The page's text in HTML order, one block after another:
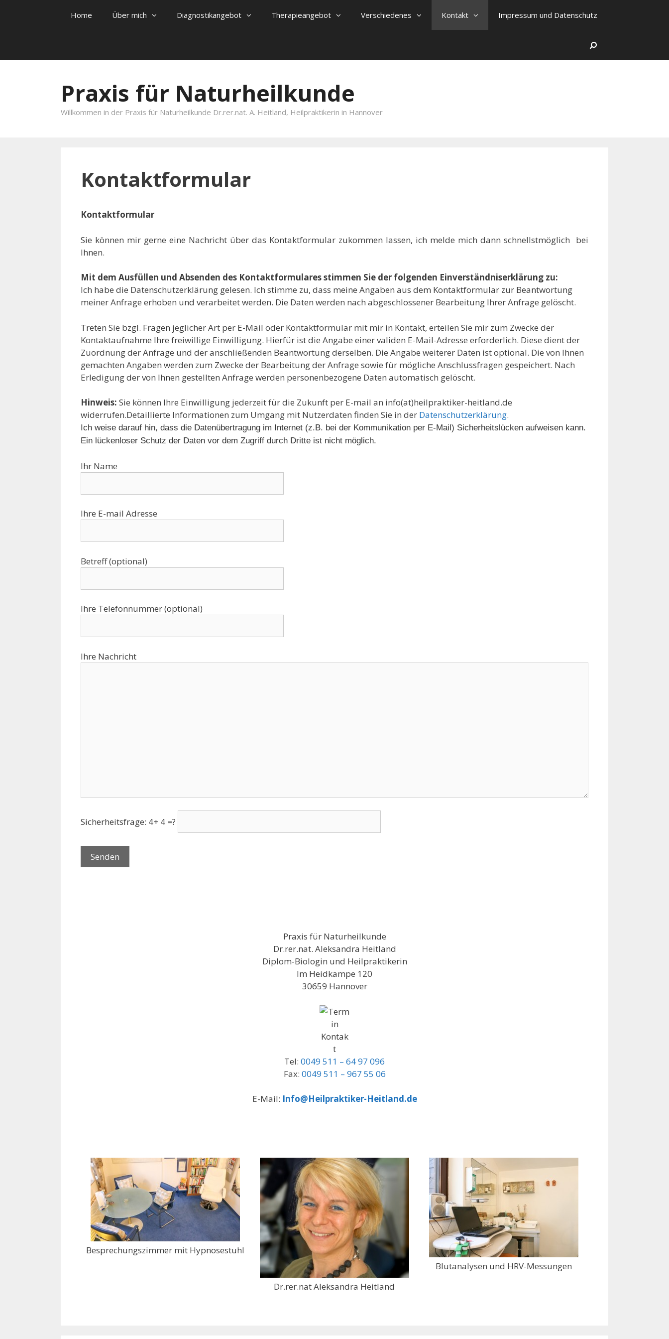
Home Über mich Diagnostikangebot Therapieangebot Verschiedenes Kontakt Impressum und Datenschutz
Search
Praxis für Naturheilkunde
Willkommen in der Praxis für Naturheilkunde Dr.rer.nat. A. Heitland, Heilpraktikerin in Hannover
Kontaktformular
Kontaktformular
Sie können mir gerne eine Nachricht über das Kontaktformular zukommen lassen, ich melde mich dann schnellstmöglich bei
Ihnen.
Mit dem Ausfüllen und Absenden des Kontaktformulares stimmen Sie der folgenden Einverständniserklärung zu:
Ich habe die Datenschutzerklärung gelesen. Ich stimme zu, dass meine Angaben aus dem Kontaktformular zur Beantwortung
meiner Anfrage erhoben und verarbeitet werden. Die Daten werden nach abgeschlossener Bearbeitung Ihrer Anfrage gelöscht.
Treten Sie bzgl. Fragen jeglicher Art per E-Mail oder Kontaktformular mit mir in Kontakt, erteilen Sie mir zum Zwecke der
Kontaktaufnahme Ihre freiwillige Einwilligung. Hierfür ist die Angabe einer validen E-Mail-Adresse erforderlich. Diese dient der
Zuordnung der Anfrage und der anschließenden Beantwortung derselben. Die Angabe weiterer Daten ist optional. Die von Ihnen
gemachten Angaben werden zum Zwecke der Bearbeitung der Anfrage sowie für mögliche Anschlussfragen gespeichert. Nach
Erledigung der von Ihnen gestellten Anfrage werden personenbezogene Daten automatisch gelöscht.
Hinweis: Sie können Ihre Einwilligung jederzeit für die Zukunft per E-mail an info(at)heilpraktiker-heitland.de
widerrufen.Detaillierte Informationen zum Umgang mit Nutzerdaten finden Sie in der Datenschutzerklärung.
Ich weise darauf hin, dass die Datenübertragung im Internet (z.B. bei der Kommunikation per E-Mail) Sicherheitslücken aufweisen kann.
Ein lückenloser Schutz der Daten vor dem Zugriff durch Dritte ist nicht möglich.
Ihr Name
Ihre E-mail Adresse
Betreff (optional)
Ihre Telefonnummer (optional)
Ihre Nachricht
Sicherheitsfrage: 4+ 4 =?
Praxis für Naturheilkunde
Dr.rer.nat. Aleksandra Heitland
Diplom-Biologin und Heilpraktikerin
Im Heidkampe 120
30659 Hannover
Tel: 0049 511 – 64 97 096
Fax: 0049 511 – 967 55 06
E-Mail: Info@Heilpraktiker-Heitland.de
Besprechungszimmer mit Hypnosestuhl
Dr.rer.nat Aleksandra Heitland
Blutanalysen und HRV-Messungen